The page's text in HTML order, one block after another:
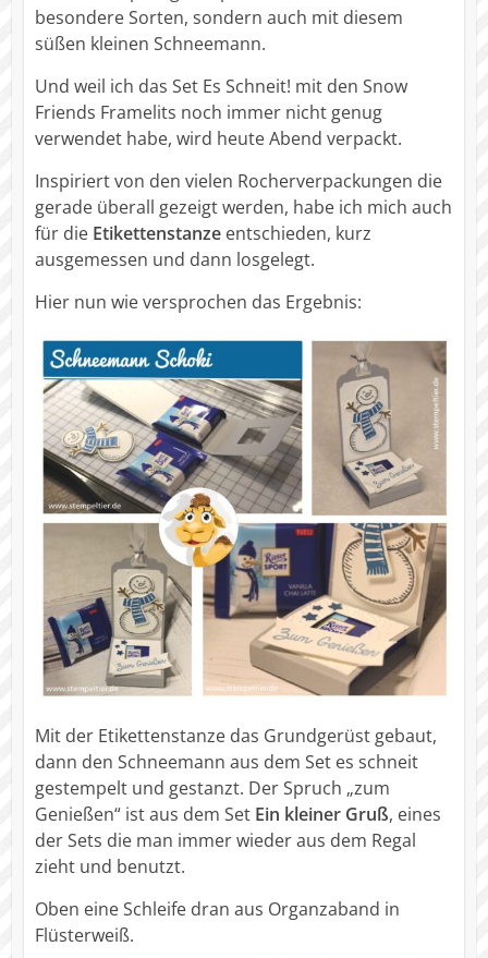
besondere Sorten, sondern auch mit diesem
süßen kleinen Schneemann.
Und weil ich das Set Es Schneit! mit den Snow
Friends Framelits noch immer nicht genug
verwendet habe, wird heute Abend verpackt.
Inspiriert von den vielen Rocherverpackungen die
gerade überall gezeigt werden, habe ich mich auch
für die Etikettenstanzeentschieden, kurz
ausgemessen und dann losgelegt.
Hier nun wie versprochen das Ergebnis:
Mit der Etikettenstanze das Grundgerüst gebaut,
dann den Schneemann aus dem Set es schneit
gestempelt und gestanzt. Der Spruch „zum
Genießen“ ist aus dem Set Ein kleiner Gruß, eines
der Sets die man immer wieder aus dem Regal
zieht und benutzt.
Oben eine Schleife dran aus Organzaband in
Flüsterweiß.